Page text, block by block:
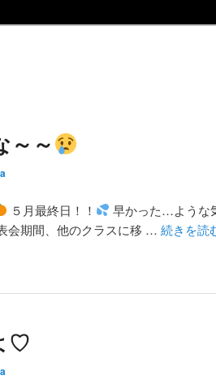
～～
５月最終日！！
早かった…ような
会期間、他のクラスに移 …続きを読
♡